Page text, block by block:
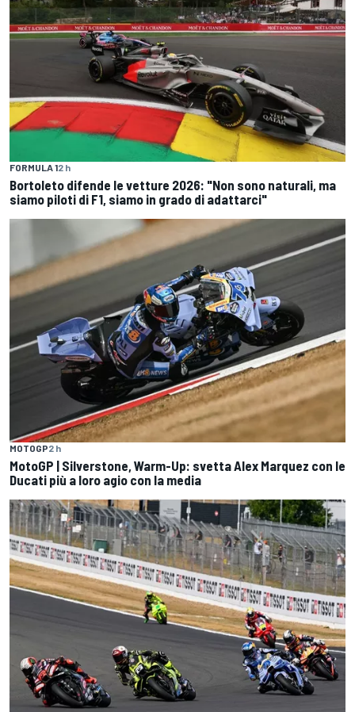
FORMULA 12 h
Bortoleto difende le vetture 2026: "Non sono naturali, ma
siamo piloti di F1, siamo in grado di adattarci"
MOTOGP2 h
MotoGP | Silverstone, Warm-Up: svetta Alex Marquez con le
Ducati più a loro agio con la media